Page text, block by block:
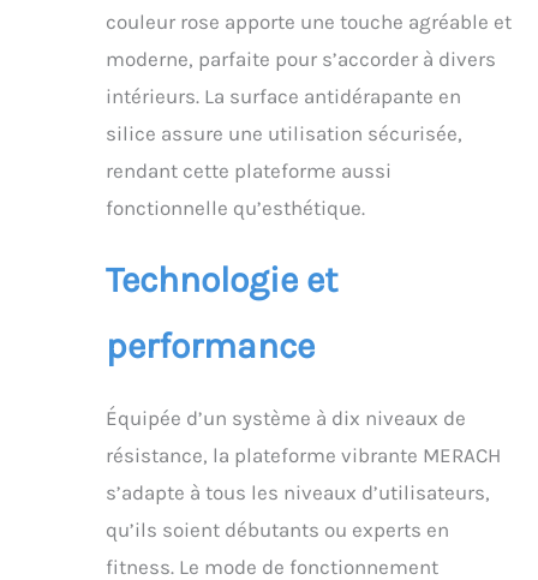
métabolisme. Elles
soulagent aussi la
douleur, réparent les
blessures et améliorent
l’amplitude des
mouvements, pour une
revitalisation physique
Polyvalents, Résultats
modes
manuel/automatique et
cette machine,
combinée aux bandes
entraînements
par jour renforcent les
os et réduisent le
Utiliser & Ranger】 La
télécommande et
couleur rose apporte une touche agréable et
moderne, parfaite pour s’accorder à divers
intérieurs. La surface antidérapante en
silice assure une utilisation sécurisée,
rendant cette plateforme aussi
fonctionnelle qu’esthétique.
Technologie et
performance
Équipée d’un système à dix niveaux de
résistance, la plateforme vibrante MERACH
s’adapte à tous les niveaux d’utilisateurs,
qu’ils soient débutants ou experts en
fitness. Le mode de fonctionnement